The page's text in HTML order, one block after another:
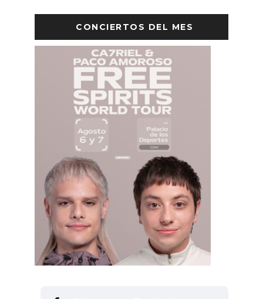
CONCIERTOS DEL MES